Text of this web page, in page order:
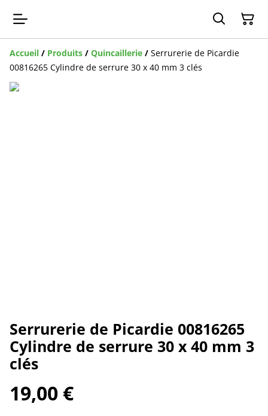
Accueil / Produits / Quincaillerie / Serrurerie de Picardie
00816265 Cylindre de serrure 30 x 40 mm 3 clés
Serrurerie de Picardie 00816265
Cylindre de serrure 30 x 40 mm 3
clés
19,00 €